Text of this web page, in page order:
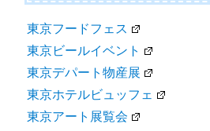
東京フードフェス
東京ビールイベント
東京デパート物産展
東京ホテルビュッフェ
東京アート展覧会